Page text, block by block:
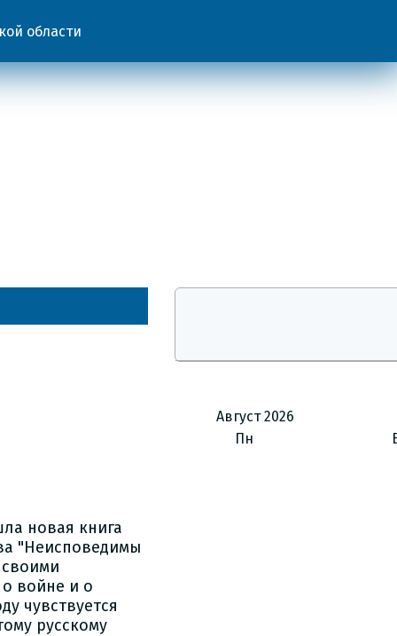
области
новая книга
"Неисповедимы
войне и о
чувствуется
русскому
Август 2026
Пн